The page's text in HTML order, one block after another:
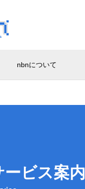
nbnについて
ービス案内